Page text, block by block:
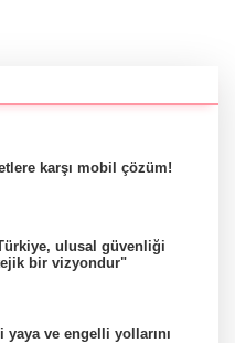
karşı mobil çözüm!
ulusal güvenliği
bir vizyondur"
ve engelli yollarını